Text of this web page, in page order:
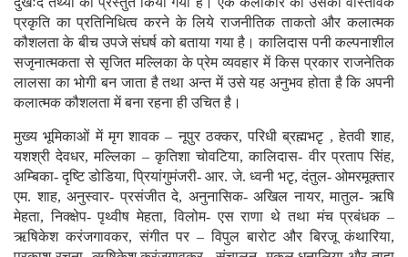
दुखःद तथ्यों को प्रस्तुत किया गया है। एक कलाकार को उसकी वास्तविक
प्रकृति का प्रतिनिधित्व करने के लिये राजनीतिक ताकतो और कलात्मक
कौशलता के बीच उपजे संघर्ष को बताया गया है। कालिदास पनी कल्पनाशील
सजृनात्मकता से सृजित मल्लिका के प्रेम व्यवहार में किस प्रकार राजनेतिक
लालसा का भोगी बन जाता है तथा अन्त में उसे यह अनुभव होता है कि अपनी
कलात्मक कौशलता में बना रहना ही उचित है।
मुख्य भूमिकाओं में मृग शावक – नूपुर ठक्कर, परिधी ब्रह्मभटृ , हेतवी शाह,
यशश्री देवधर, मल्लिका – कृतिशा चोवटिया, कालिदास- वीर प्रताप सिंह,
अम्बिका- दृष्टि डोडिया, प्रियांगुमंजरी- आर. जे. ध्वनी भटृ, दंतुल- ओमरमूक्तार
एम. शाह, अनुस्वार- प्रसंजीत दे, अनुनासिक- अखिल नायर, मातुल- ऋषि
मेहता, निक्क्षेप- पृथ्वीष मेहता, विलोम- एस राणा थे तथा मंच प्रबंधक –
ऋषिकेश करंजगावकर, संगीत पर – विपुल बारोट और बिरजू कंथारिया,